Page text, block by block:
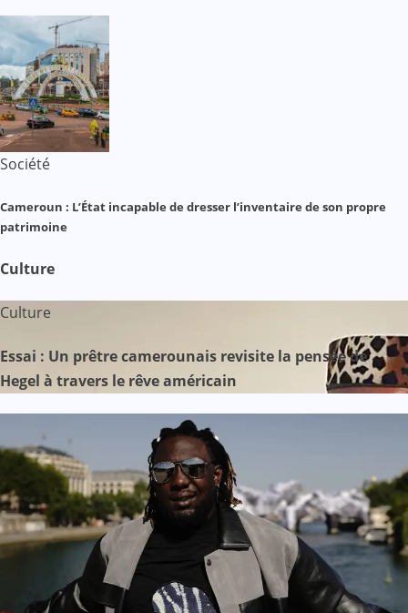
Société
Cameroun : L’État incapable de dresser l’inventaire de son propre
patrimoine
Culture
Culture
Essai : Un prêtre camerounais revisite la pensée de
Hegel à travers le rêve américain